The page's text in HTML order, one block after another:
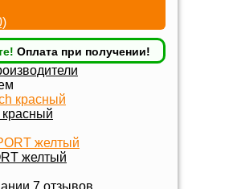
Оплата при получении!
желтый